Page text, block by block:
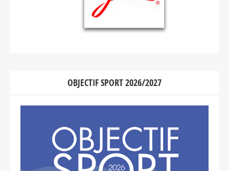
OBJECTIF SPORT 2026/2027